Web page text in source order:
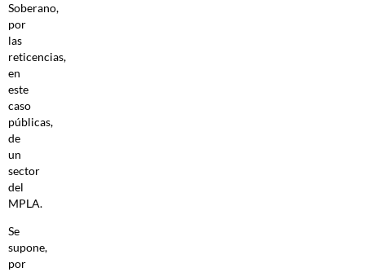
Soberano,
por
las
reticencias,
en
este
caso
públicas,
de
un
sector
del
MPLA.
Se
supone,
por